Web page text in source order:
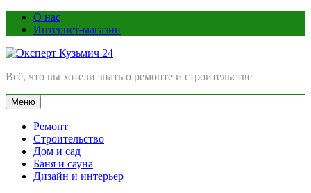
ПерейтиО нас
Интернет-магазин
Эксперт Кузьмич 24
Всё, что вы хотели знать о ремонте и строительстве
Меню
Ремонт
Строительство
Дом и сад
Баня и сауна
Дизайн и интерьер